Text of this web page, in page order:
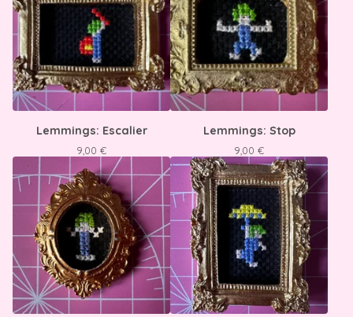
Lemmings: Escalier
9,00 €
Lemmings: Stop
9,00 €